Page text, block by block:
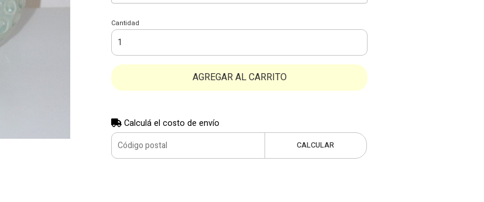
Cantidad
AGREGAR AL CARRITO
Calculá el costo de envío
CALCULAR